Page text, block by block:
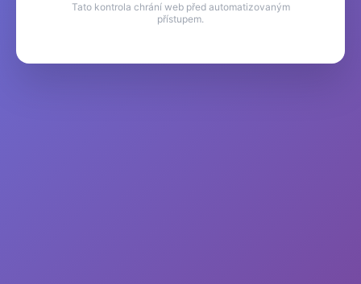
Tato kontrola chrání web před automatizovaným
přístupem.